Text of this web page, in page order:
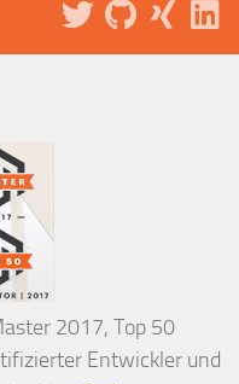
2017, Top 50
Entwickler und